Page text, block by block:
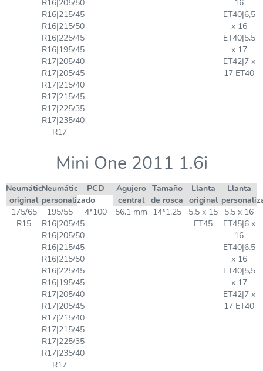
R16|205/50
R16|215/45
R16|215/50
R16|225/45
R16|195/45
R17|205/40
R17|205/45
R17|215/40
R17|215/45
R17|225/35
R17|235/40
R17
16
ET40|6,5
x 16
ET40|5,5
x 17
ET42|7 x
17 ET40
Mini One 2011 1.6i
Neumático
original
Neumático
personalizado
PCD
Agujero
central
Tamaño
de rosca
Llanta
original
Llanta
175/65
R15
195/55
R16|205/45
R16|205/50
R16|215/45
R16|215/50
R16|225/45
R16|195/45
R17|205/40
R17|205/45
R17|215/40
R17|215/45
R17|225/35
R17|235/40
R17
4*100 56,1 mm 14*1,25
5,5 x 15
ET45
5,5 x 16
ET45|6 x
16
ET40|6,5
x 16
ET40|5,5
x 17
ET42|7 x
17 ET40